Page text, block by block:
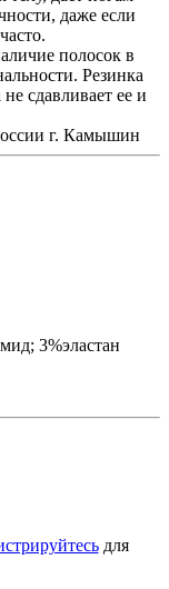
даже если
полосок в
Резинка
сдавливает ее и
г. Камышин
3%эластан
для